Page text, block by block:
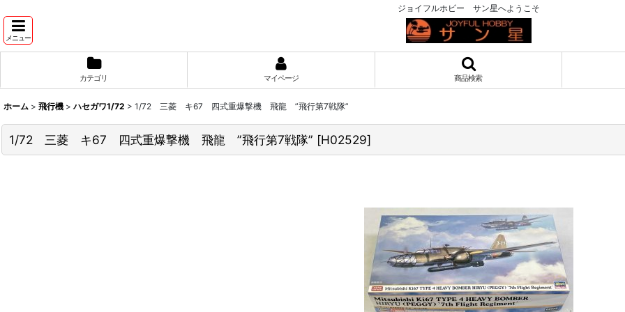
ジョイフルホビー サン星へようこそ
メニュー
カテゴリ マイページ 商品検索
ホーム > 飛行機 > ハセガワ1/72 > 1/72 三菱 キ67 四式重爆撃機 飛龍 ”飛行第7戦隊”
1/72 三菱 キ67 四式重爆撃機 飛龍 ”飛行第7戦隊” [H02529]